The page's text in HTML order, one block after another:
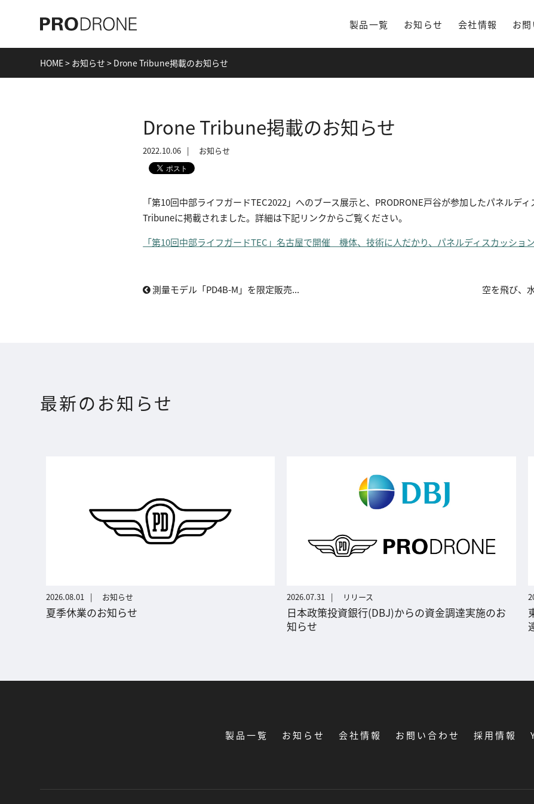
製品一覧 お知らせ 会社情報 お
HOME> お知らせ > Drone Tribune掲載のお知らせ
Drone Tribune掲載のお知らせ
2022.10.06 お知らせ
「第10回中部ライフガードTEC2022」へのブース展示と、PRODRONE戸谷が参加したパネルデ
Tribuneに掲載されました。詳細は下記リンクからご覧ください。
「第10回中部ライフガードTEC」名古屋で開催 機体、技術に人だかり、パネルディスカッショ
測量モデル「PD4B-M」を限定販売... 空を飛び、
最新のお知らせ
2026.08.01 お知らせ
夏季休業のお知らせ
2026.07.31 リリース
日本政策投資銀行(DBJ)からの資金調達実施のお
知らせ
製品一覧 お知らせ 会社情報 お問い合わせ 採用情報